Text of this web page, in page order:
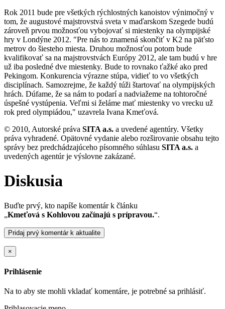
Rok 2011 bude pre všetkých rýchlostných kanoistov výnimočný v
tom, že augustové majstrovstvá sveta v maďarskom Szegede budú
zároveň prvou možnosťou vybojovať si miestenky na olympijské
hry v Londýne 2012. "Pre nás to znamená skončiť v K2 na päťsto
metrov do šiesteho miesta. Druhou možnosťou potom bude
kvalifikovať sa na majstrovstvách Európy 2012, ale tam budú v hre
už iba posledné dve miestenky. Bude to rovnako ťažké ako pred
Pekingom. Konkurencia výrazne stúpa, vidieť to vo všetkých
disciplínach. Samozrejme, že každý túži štartovať na olympijských
hrách. Dúfame, že sa nám to podarí a nadviažeme na tohtoročné
úspešné vystúpenia. Veľmi si želáme mať miestenky vo vrecku už
rok pred olympiádou," uzavrela Ivana Kmeťová.
© 2010, Autorské práva SITA a.s. a uvedené agentúry. Všetky
práva vyhradené. Opätovné vydanie alebo rozširovanie obsahu tejto
správy bez predchádzajúceho písomného súhlasu SITA a.s. a
uvedených agentúr je výslovne zakázané.
Diskusia
Buďte prvý, kto napíše komentár k článku
„Kmeťová s Kohlovou začínajú s prípravou.“.
Pridaj prvý komentár k aktualite
×
Prihlásenie
Na to aby ste mohli vkladať komentáre, je potrebné sa prihlásiť.